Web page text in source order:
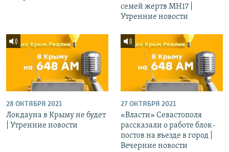
семей жертв МН17 |
Утренние новости
28 ОКТЯБРЯ 2021
Локдауна в Крыму не будет
| Утренние новости
27 ОКТЯБРЯ 2021
«Власти» Севастополя
рассказали о работе блок-
постов на въезде в город |
Вечерние новости